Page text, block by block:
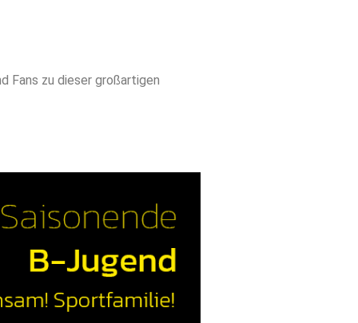
Fans zu dieser großartigen